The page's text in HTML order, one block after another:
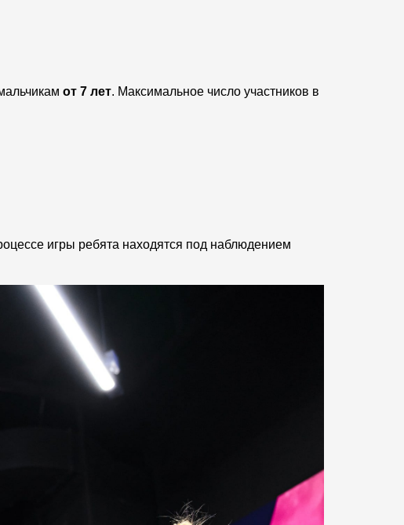
от 7 лет. Максимальное число участников в
игры ребята находятся под наблюдением